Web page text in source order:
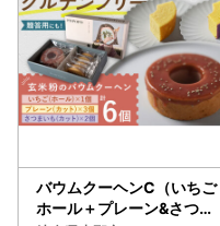
で使用するものではあり
最低限の範囲において返
バウムクーヘンC（いちご
ホール＋プレーン&さつま